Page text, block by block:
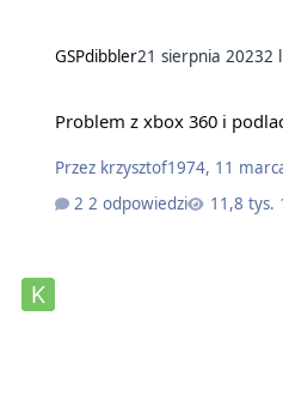
GSPdibbler21 sierpnia 20232 l
Problem z xbox 360 i
Przez krzysztof1974, 11
2 odpowiedzi